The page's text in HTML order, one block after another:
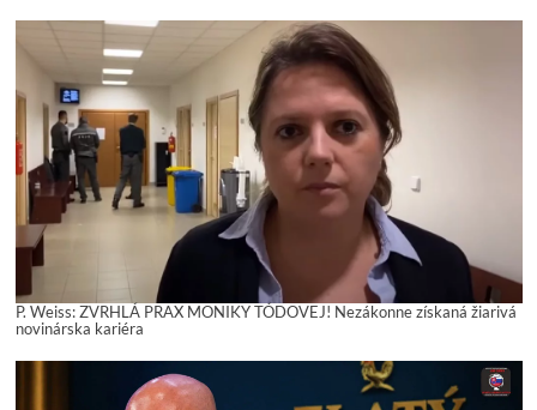
P. Weiss: ZVRHLÁ PRAX MONIKY TÓDOVEJ! Nezákonne získaná žiarivá
novinárska kariéra